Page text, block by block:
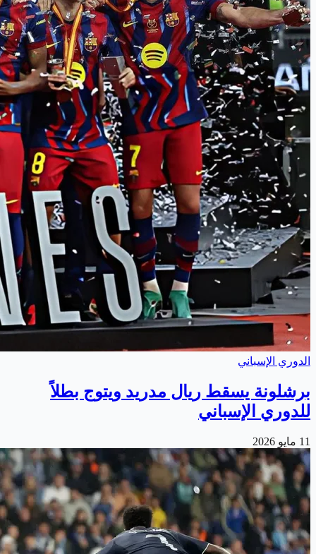
الدوري الإسباني
برشلونة يسقط ريال مدريد ويتوج بطلاً
للدوري الإسباني
11 مايو 2026